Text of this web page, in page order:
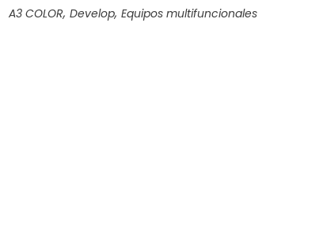
A3 COLOR, Develop, Equipos multifuncionales